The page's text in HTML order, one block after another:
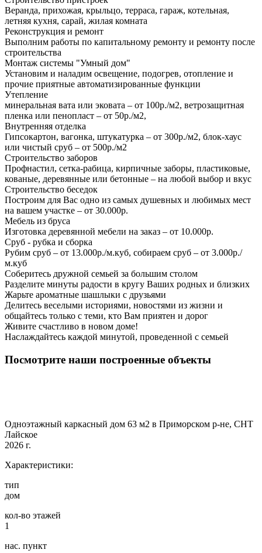
Веранда, прихожая, крыльцо, терраса, гараж, котельная,
летняя кухня, сарай, жилая комната
Реконструкция и ремонт
Выполним работы по капитальному ремонту и ремонту после
строительства
Монтаж системы "Умный дом"
Установим и наладим освещение, подогрев, отопление и
прочие приятные автоматизированные функции
Утепление
минеральная вата или эковата – от 100р./м2, ветрозащитная
пленка или пенопласт – от 50р./м2,
Внутренняя отделка
Гипсокартон, вагонка, штукатурка – от 300р./м2, блок-хаус
или чистый сруб – от 500р./м2
Строительство заборов
Профнастил, сетка-рабица, кирпичные заборы, пластиковые,
кованые, деревянные или бетонные – на любой выбор и вкус
Строительство беседок
Построим для Вас одно из самых душевных и любимых мест
на вашем участке – от 30.000р.
Мебель из бруса
Изготовка деревянной мебели на заказ – от 10.000р.
Сруб - рубка и сборка
Рубим сруб – от 13.000р./м.куб, собираем сруб – от 3.000р./
м.куб
Соберитесь дружной семьей за большим столом
Разделите минуты радости в кругу Ваших родных и близких
Жарьте ароматные шашлыки с друзьями
Делитесь веселыми историями, новостями из жизни и
общайтесь только с теми, кто Вам приятен и дорог
Живите счастливо в новом доме!
Наслаждайтесь каждой минутой, проведенной с семьей
Посмотрите наши построенные объекты
Одноэтажный каркасный дом 63 м2 в Приморском р-не, СНТ
Лайское
2026 г.
Характеристики:
тип
дом
кол-во этажей
1
нас. пункт